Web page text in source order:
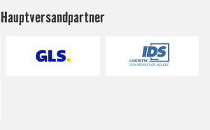
Hauptversandpartner